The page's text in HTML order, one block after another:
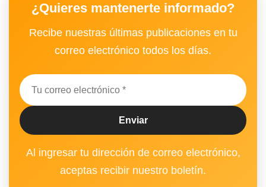
¿Quieres mantenerte informado?
Recibe nuestras últimas publicaciones en tu
correo electrónico todos los días.
Al ingresar tu dirección de correo electrónico,
aceptas recibir nuestro boletín.